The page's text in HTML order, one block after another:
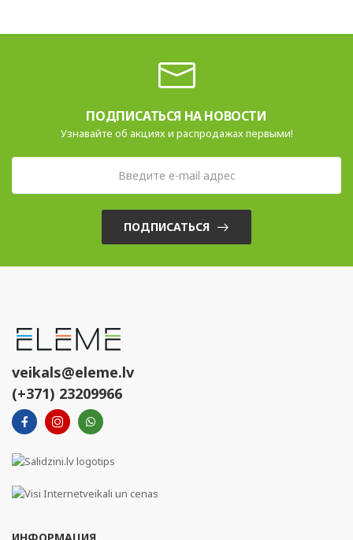
ПОДПИСАТЬСЯ НА НОВОСТИ
Узнавайте об акциях и распродажах первыми!
ПОДПИСАТЬСЯ
veikals@eleme.lv
(+371) 23209966